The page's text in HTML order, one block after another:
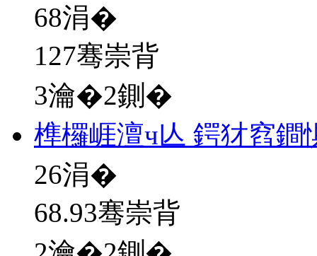
68涓�
127骞崇背
3瀹�2鍘�
榫欏崕澶ч亾 鍔犲窞
26涓�
68.93骞崇背